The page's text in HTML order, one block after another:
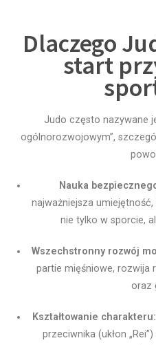
Dlaczego
start
Judo często nazywane
ogólnorozwojowym”,
Nauka
najważniejsza
nie tylko w sporcie,
Wszechstronny rozwój
partie mięśniowe, rozwija
oraz
Kształtowanie charakteru:
przeciwnika (ukłon